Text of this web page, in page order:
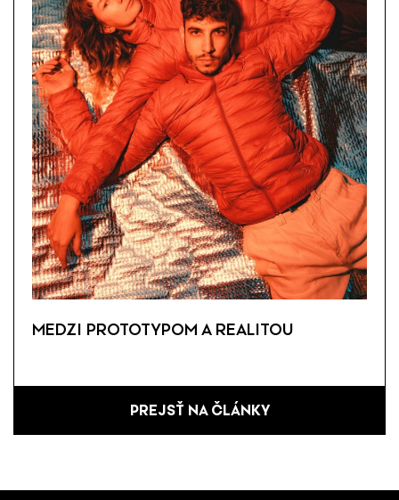
MEDZI PROTOTYPOM A REALITOU
PREJSŤ NA ČLÁNKY